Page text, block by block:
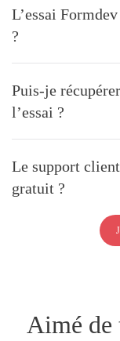
L’essai
?
Puis-je
l’essai ?
Le support
gratuit ?
Aimé de